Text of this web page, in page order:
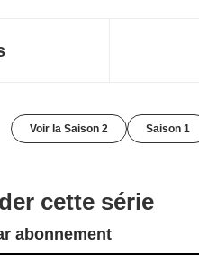
Voir la Saison 2 Saison 1
cette série
abonnement